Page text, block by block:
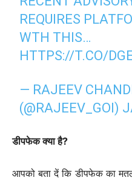
REQUIRES
WTH THIS…
HTTPS://T.CO/
— RAJEEV
(@RAJEEV_GOI)
डीपफेक क्या है?
आपको बता दें कि डीपफेक का